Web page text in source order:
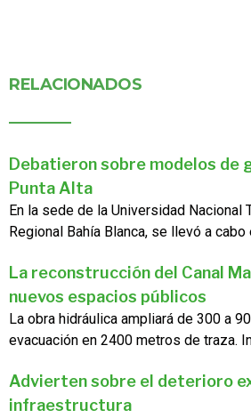
RELACIONADOS
Debatieron sobre modelos de
Punta Alta
En la sede de la Universidad Nacional
Regional Bahía Blanca, se llevó a
La reconstrucción del Canal
nuevos espacios públicos
La obra hidráulica ampliará de 300 a
evacuación en 2400 metros de traza.
Advierten sobre el deterioro
infraestructura